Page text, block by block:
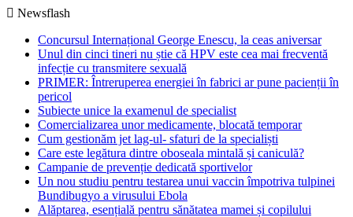
Newsflash
Concursul Internațional George Enescu, la ceas aniversar
Unul din cinci tineri nu știe că HPV este cea mai frecventă
infecție cu transmitere sexuală
PRIMER: Întreruperea energiei în fabrici ar pune pacienții în
pericol
Subiecte unice la examenul de specialist
Comercializarea unor medicamente, blocată temporar
Cum gestionăm jet lag-ul- sfaturi de la specialiști
Care este legătura dintre oboseala mintală și caniculă?
Campanie de prevenție dedicată sportivelor
Un nou studiu pentru testarea unui vaccin împotriva tulpinei
Bundibugyo a virusului Ebola
Alăptarea, esențială pentru sănătatea mamei și copilului